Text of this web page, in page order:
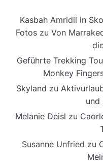
Kasbah Amridil in
Fotoszu Von
Geführte Trekking
Monkey
Skyland zu
und
Melanie Deisl zu
Susanne Unfried zu